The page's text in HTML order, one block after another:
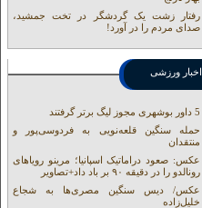
رفتار زشت یک گردشگر در تخت جمشید،
صدای مردم را در آورد!
اخبار ورزشی
5 داور بوشهری مجوز لیگ برتر گرفتند
حمله سنگین قلعه‌نویی به فردوسی‌پور و
منتقدان
عکس: صعود دراماتیک اسپانیا؛ مرینو رویاهای
رونالدو را در دقیقه ۹۰ بر باد داد+تصاویر
عکس/ دیس سنگین مصری‌ها به شجاع
خلیل‌زاده